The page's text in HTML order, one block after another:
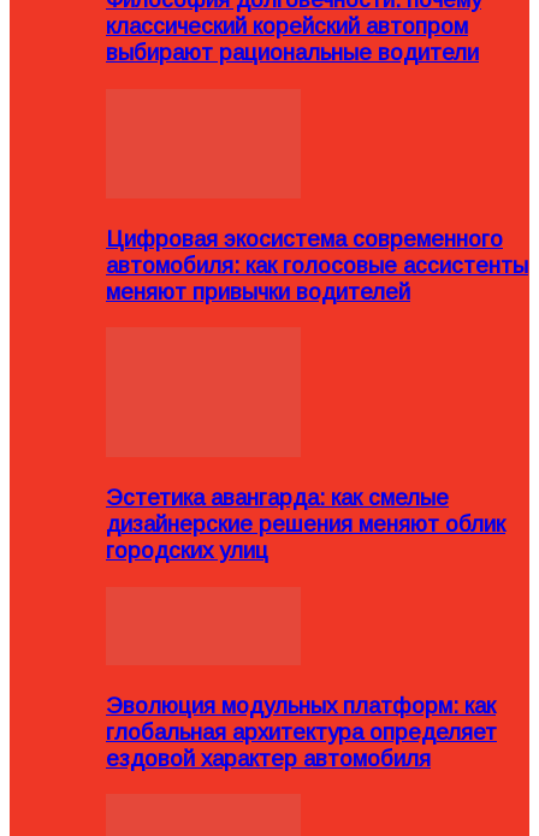
классический корейский автопром
выбирают рациональные водители
Цифровая экосистема современного
автомобиля: как голосовые ассистенты
меняют привычки водителей
Эстетика авангарда: как смелые
дизайнерские решения меняют облик
городских улиц
Эволюция модульных платформ: как
глобальная архитектура определяет
ездовой характер автомобиля